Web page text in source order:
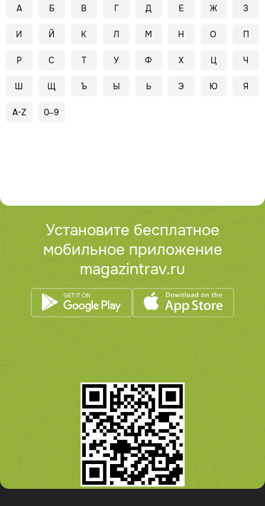
А Б В Г Д Е Ж З
И Й К Л М Н О П
Р С Т У Ф Х Ц Ч
Ш Щ Ъ Ы Ь Э Ю Я
A-Z 0–9
Установите бесплатное
мобильное приложение
magazintrav.ru